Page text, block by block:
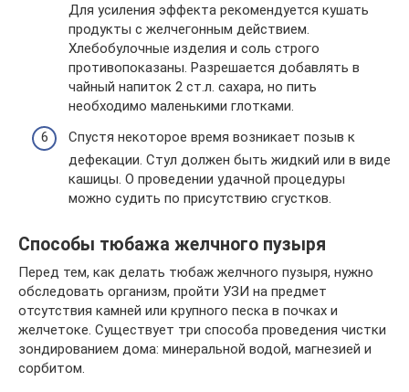
Для усиления эффекта рекомендуется кушать
продукты с желчегонным действием.
Хлебобулочные изделия и соль строго
противопоказаны. Разрешается добавлять в
чайный напиток 2 ст.л. сахара, но пить
необходимо маленькими глотками.
Спустя некоторое время возникает позыв к
дефекации. Стул должен быть жидкий или в виде
кашицы. О проведении удачной процедуры
можно судить по присутствию сгустков.
Способы тюбажа желчного пузыря
Перед тем, как делать тюбаж желчного пузыря, нужно
обследовать организм, пройти УЗИ на предмет
отсутствия камней или крупного песка в почках и
желчетоке. Существует три способа проведения чистки
зондированием дома: минеральной водой, магнезией и
сорбитом.